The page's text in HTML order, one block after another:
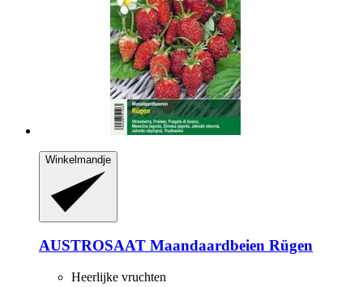
Winkelmandje
AUSTROSAAT Maandaardbeien Rügen
Heerlijke vruchten